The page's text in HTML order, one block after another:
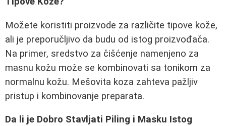
Možete koristiti proizvode za različite tipove kože,
ali je preporučljivo da budu od istog proizvođača.
Na primer, sredstvo za čišćenje namenjeno za
masnu kožu može se kombinovati sa tonikom za
normalnu kožu. Mešovita koza zahteva pažljiv
pristup i kombinovanje preparata.
Da li je Dobro Stavljati Piling i Masku Istog